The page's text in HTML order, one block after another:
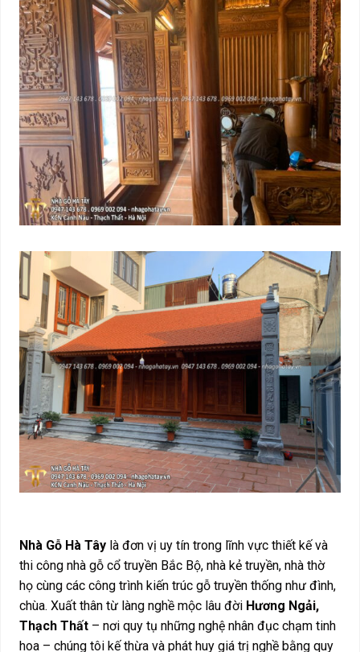
Nhà Gỗ Hà Tây là đơn vị uy tín trong lĩnh vực thiết kế và
thi công nhà gỗ cổ truyền Bắc Bộ, nhà kẻ truyền, nhà thờ
họ cùng các công trình kiến trúc gỗ truyền thống như đình,
chùa. Xuất thân từ làng nghề mộc lâu đời Hương Ngải,
Thạch Thất – nơi quy tụ những nghệ nhân đục chạm tinh
hoa – chúng tôi kế thừa và phát huy giá trị nghề bằng quy